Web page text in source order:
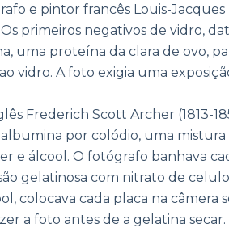
e pintor francês Louis-Jacques
Os primeiros negativos de vidro,
uma proteína da clara de ovo,
vidro. A foto exigia uma
Frederich Scott Archer (1813-
por colódio, uma mistura
e álcool. O fotógrafo banhava
gelatinosa com nitrato de
colocava cada placa na câmera
a foto antes de a gelatina secar.